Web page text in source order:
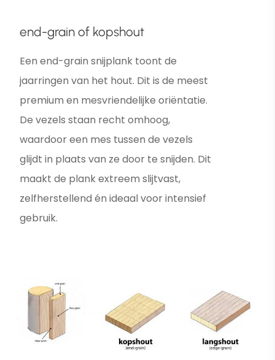
end-grain of kopshout
Een end-grain snijplank toont de
jaarringen van het hout. Dit is de meest
premium en mesvriendelijke oriëntatie.
De vezels staan recht omhoog,
waardoor een mes tussen de vezels
glijdt in plaats van ze door te snijden. Dit
maakt de plank extreem slijtvast,
zelfherstellend én ideaal voor intensief
gebruik.